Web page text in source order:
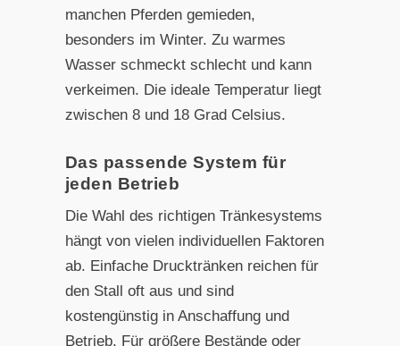
manchen Pferden gemieden,
besonders im Winter. Zu warmes
Wasser schmeckt schlecht und kann
verkeimen. Die ideale Temperatur liegt
zwischen 8 und 18 Grad Celsius.
Das passende System für
jeden Betrieb
Die Wahl des richtigen Tränkesystems
hängt von vielen individuellen Faktoren
ab. Einfache Drucktränken reichen für
den Stall oft aus und sind
kostengünstig in Anschaffung und
Betrieb. Für größere Bestände oder